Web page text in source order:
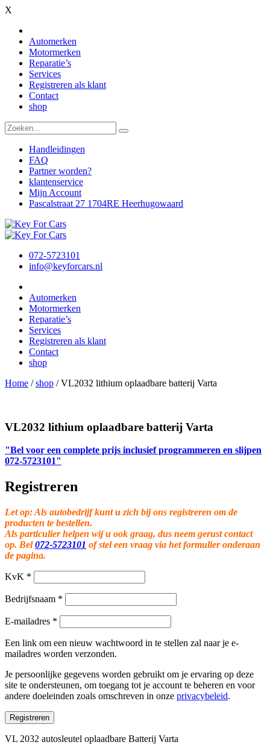
X
Automerken
Motormerken
Reparatie’s
Services
Registreren als klant
Contact
shop
Handleidingen
FAQ
Partner worden?
klantenservice
Mijn Account
Pascalstraat 27 1704RE Heerhugowaard
072-5723101
info@keyforcars.nl
Automerken
Motormerken
Reparatie’s
Services
Registreren als klant
Contact
shop
Home /shop /VL2032 lithium oplaadbare batterij Varta
VL2032 lithium oplaadbare batterij Varta
"Bel voor een complete prijs inclusief programmeren en slijpen
072-5723101"
Registreren
Let op: Als autobedrijf kunt u zich bij ons registreren om de
producten te bestellen.
Als particulier helpen wij u ook graag, dus neem gerust contact
op. Bel072-5723101 of stel een vraag via het formulier onderaan
de pagina.
KvK *
Bedrijfsnaam *
E-mailadres *
Een link om een nieuw wachtwoord in te stellen zal naar je e-
mailadres worden verzonden.
Je persoonlijke gegevens worden gebruikt om je ervaring op deze
site te ondersteunen, om toegang tot je account te beheren en voor
andere doeleinden zoals omschreven in onze privacybeleid.
Registreren
VL 2032 autosleutel oplaadbare Batterij Varta